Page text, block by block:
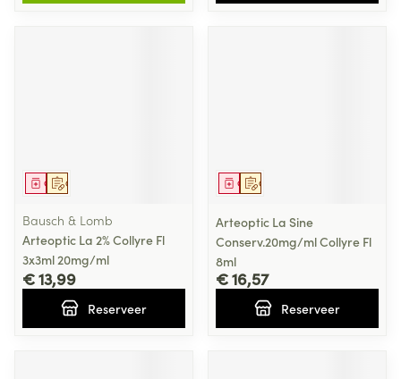
Op voorschrift
Geneesmiddel
Bausch & Lomb
Arteoptic La 2% Collyre Fl
3x3ml 20mg/ml
€ 13,99
Reserveer
Op voorschrift
Geneesmiddel
Arteoptic La Sine
Conserv.20mg/ml Collyre Fl
8ml
€ 16,57
Reserveer